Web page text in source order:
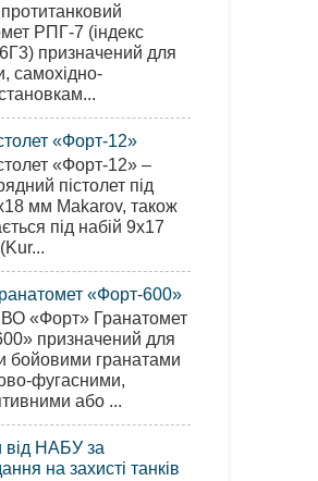
РПГ-7 (індекс
призначений для
самохідно-
«Форт-12»
«Форт-12» –
пістолет під
мм Makarov, також
під набій 9х17
«Форт-600»
«Форт» Гранатомет
призначений для
бойовими гранатами
фугасними,
або ...
від НАБУ за
на захисті танків